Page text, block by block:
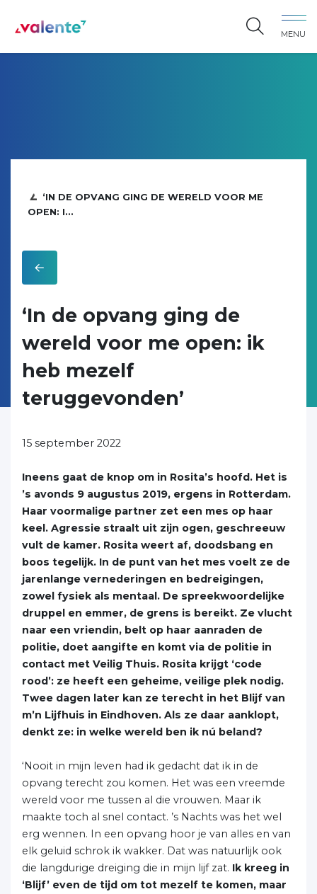
MENU
‘IN DE OPVANG GING DE WERELD VOOR ME
OPEN: I...
‘In de opvang ging de
wereld voor me open: ik
heb mezelf
teruggevonden’
15 september 2022
Ineens gaat de knop om in Rosita’s hoofd. Het is
’s avonds 9 augustus 2019, ergens in Rotterdam.
Haar voormalige partner zet een mes op haar
keel. Agressie straalt uit zijn ogen, geschreeuw
vult de kamer. Rosita weert af, doodsbang en
boos tegelijk. In de punt van het mes voelt ze de
jarenlange vernederingen en bedreigingen,
zowel fysiek als mentaal. De spreekwoordelijke
druppel en emmer, de grens is bereikt. Ze vlucht
naar een vriendin, belt op haar aanraden de
politie, doet aangifte en komt via de politie in
contact met Veilig Thuis. Rosita krijgt ‘code
rood’: ze heeft een geheime, veilige plek nodig.
Twee dagen later kan ze terecht in het Blijf van
m’n Lijfhuis in Eindhoven. Als ze daar aanklopt,
denkt ze: in welke wereld ben ik nú beland?
‘Nooit in mijn leven had ik gedacht dat ik in de
opvang terecht zou komen. Het was een vreemde
wereld voor me tussen al die vrouwen. Maar ik
maakte toch al snel contact. ’s Nachts was het wel
erg wennen. In een opvang hoor je van alles en van
elk geluid schrok ik wakker. Dat was natuurlijk ook
die langdurige dreiging die in mijn lijf zat. Ik kreeg in
‘Blijf’ even de tijd om tot mezelf te komen, maar